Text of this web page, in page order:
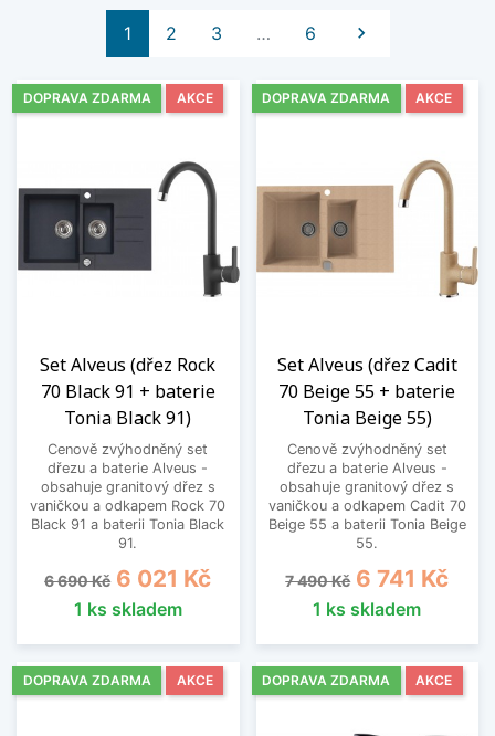
1 2 3 … 6 Další

Set Alveus (dřez Rock
70 Black 91 + baterie
Tonia Black 91)
Cenově zvýhodněný set
dřezu a baterie Alveus -
obsahuje granitový dřez s
vaničkou a odkapem Rock 70
Black 91 a baterii Tonia Black
91.
Běžná cena
6 690 Kč Cena
6 021 Kč
1 ks skladem
DOPRAVA ZDARMA AKCE
Set Alveus (dřez Cadit
70 Beige 55 + baterie
Tonia Beige 55)
Cenově zvýhodněný set
dřezu a baterie Alveus -
obsahuje granitový dřez s
vaničkou a odkapem Cadit 70
Beige 55 a baterii Tonia Beige
55.
Běžná cena
7 490 Kč Cena
6 741 Kč
1 ks skladem
DOPRAVA ZDARMA AKCE
DOPRAVA ZDARMA AKCE DOPRAVA ZDARMA AKCE